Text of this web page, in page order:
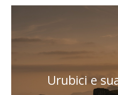
Urubici e